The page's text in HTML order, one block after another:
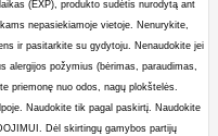
(EXP), produkto sudėtis nurodytą ant
nepasiekiamoje vietoje. Nenurykite,
ir pasitarkite su gydytoju. Nenaudokite jei
alergijos požymius (bėrimas, paraudimas,
priemonę nuo odos, nagų plokštelės.
Naudokite tik pagal paskirtį. Naudokite
Dėl skirtingų gamybos partijų